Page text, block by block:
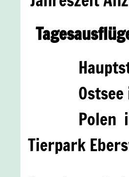
Ostsee in
Polen in
Tierpark